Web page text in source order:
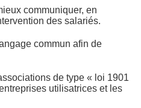
communiquer, en
des salariés.
commun afin de
de type « loi 1901
utilisatrices et les